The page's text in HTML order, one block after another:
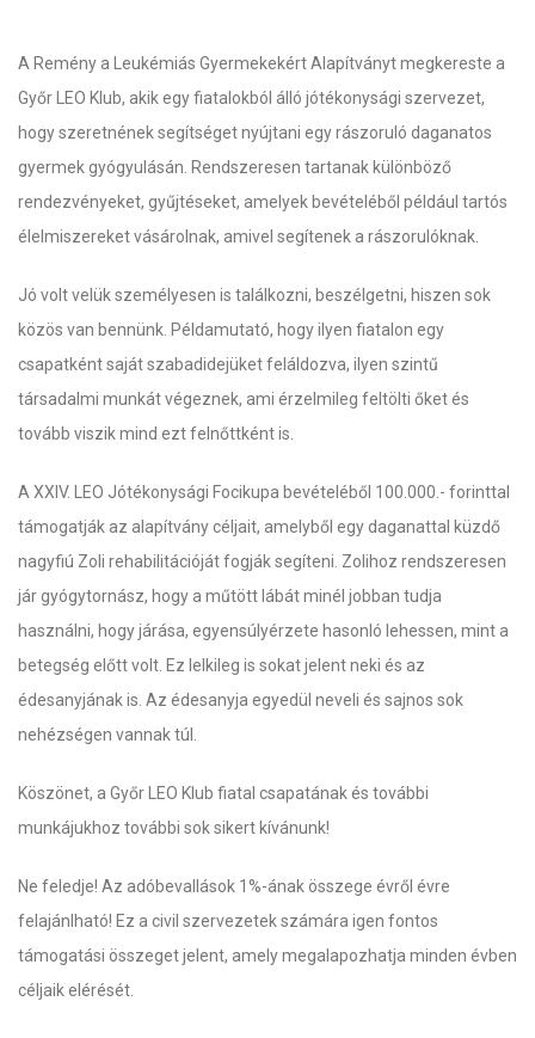
A Remény a Leukémiás Gyermekekért Alapítványt megkereste a
Győr LEO Klub, akik egy fiatalokból álló jótékonysági szervezet,
hogy szeretnének segítséget nyújtani egy rászoruló daganatos
gyermek gyógyulásán. Rendszeresen tartanak különböző
rendezvényeket, gyűjtéseket, amelyek bevételéből például tartós
élelmiszereket vásárolnak, amivel segítenek a rászorulóknak.
Jó volt velük személyesen is találkozni, beszélgetni, hiszen sok
közös van bennünk. Példamutató, hogy ilyen fiatalon egy
csapatként saját szabadidejüket feláldozva, ilyen szintű
társadalmi munkát végeznek, ami érzelmileg feltölti őket és
tovább viszik mind ezt felnőttként is.
A XXIV. LEO Jótékonysági Focikupa bevételéből 100.000.- forinttal
támogatják az alapítvány céljait, amelyből egy daganattal küzdő
nagyfiú Zoli rehabilitációját fogják segíteni. Zolihoz rendszeresen
jár gyógytornász, hogy a műtött lábát minél jobban tudja
használni, hogy járása, egyensúlyérzete hasonló lehessen, mint a
betegség előtt volt. Ez lelkileg is sokat jelent neki és az
édesanyjának is. Az édesanyja egyedül neveli és sajnos sok
nehézségen vannak túl.
Köszönet, a Győr LEO Klub fiatal csapatának és további
munkájukhoz további sok sikert kívánunk!
Ne feledje! Az adóbevallások 1%-ának összege évről évre
felajánlható! Ez a civil szervezetek számára igen fontos
támogatási összeget jelent, amely megalapozhatja minden évben
céljaik elérését.